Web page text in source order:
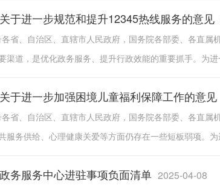
于进一步规范和提升12345热线服务的意见
省、自治区、直辖市人民政府，国务院各部委、各直
渠道，是优化政务服务、提升行政效能的重要抓手。为
于进一步加强困境儿童福利保障工作的意见
省、自治区、直辖市人民政府，国务院各部委、各直
服务供给、心理健康关爱等方面仍存在一些短板弱项。
务服务中心进驻事项负面清单 2025-04-08